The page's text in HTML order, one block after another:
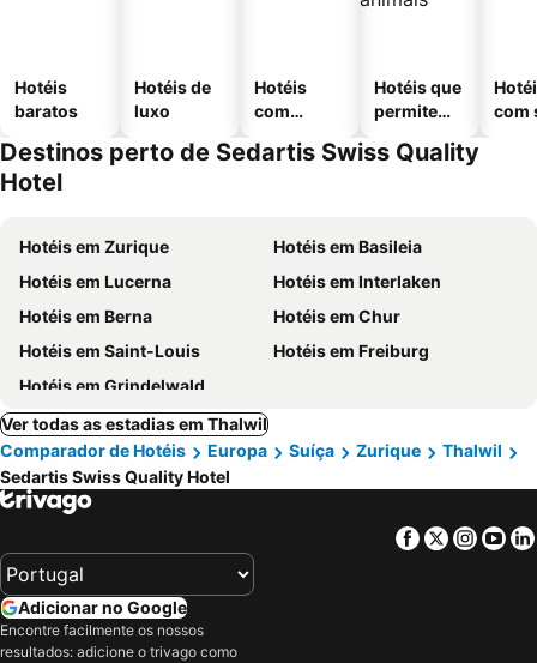
Hotéis
baratos
Hotéis de
luxo
Hotéis
com
Hotéis que
permitem
com
Destinos perto de Sedartis Swiss Quality
Hotel
Hotéis em Zurique
Hotéis em Basileia
Hotéis em Lucerna
Hotéis em Interlaken
Hotéis em Berna
Hotéis em Chur
Hotéis em Saint-Louis
Hotéis em Freiburg
Hotéis em Grindelwald
Ver todas as estadias em Thalwil
Comparador de Hotéis
Europa Suíça Zurique
Thalwil
Sedartis Swiss Quality Hotel
Facebook
Twitter
Adicionar no Google
Encontre facilmente os nossos
resultados: adicione o trivago como